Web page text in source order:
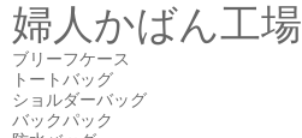
婦人かばん工場
ブリーフケース
トートバッグ
ショルダーバッグ
バックパック